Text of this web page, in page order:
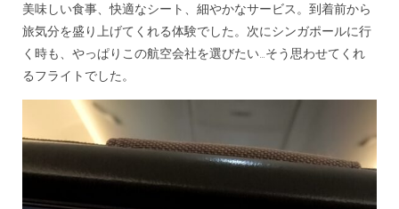
美味しい食事、快適なシート、細やかなサービス。到着前から
旅気分を盛り上げてくれる体験でした。次にシンガポールに行
く時も、やっぱりこの航空会社を選びたい…そう思わせてくれ
るフライトでした。